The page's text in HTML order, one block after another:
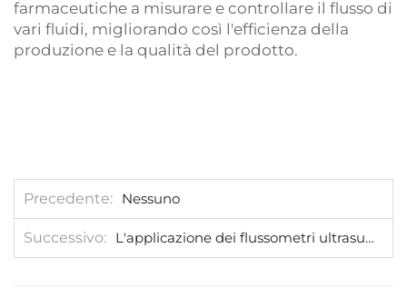
farmaceutiche a misurare e controllare il flusso di
vari fluidi, migliorando così l'efficienza della
produzione e la qualità del prodotto.
Precedente Nessuno
Successivo L'applicazione dei flussometri ultrasuoni nell'industria alimentare